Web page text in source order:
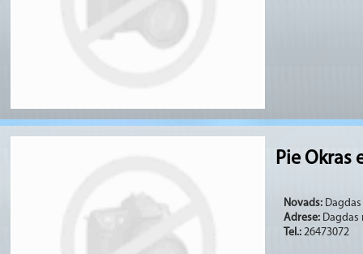
Pie Okras
Novads:
Adrese: Dagdas
Tel.: 26473072